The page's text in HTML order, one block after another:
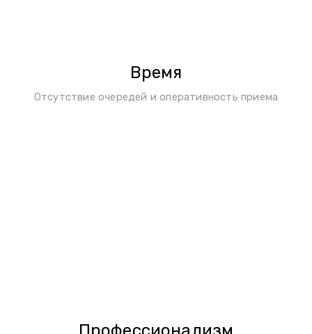
Время
Отсутствие очередей и оперативность приема